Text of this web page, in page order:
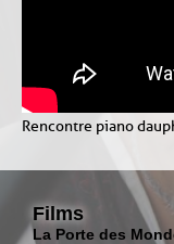
Rencontre piano
Films
La Porte des